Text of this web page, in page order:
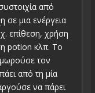
από
σε μια ενέργεια
επίθεση, χρήση
potion κλπ. Το
τον
από τη μία
να πάρει